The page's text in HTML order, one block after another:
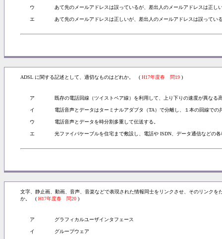
ウ あて先のメールアドレスは誤っているが、差出人のメールアドレスは正し
エ あて先のメールアドレスは正しいが、差出人のメールアドレスは誤ってい
ADSL に関する記述として、適切なものはどれか。 ( H17年度春 問19 )
ア 既存の電話回線（ツイストペア線）を利用して、上り下りの速度が異なる
イ 電話音声とデータはターミナルアダプタ（TA）で分離し、１本の回線での
ウ 電話音声とデータを時分割多重して伝送する。
エ 光ファイバケーブルを住宅まで敷設し、電話や ISDN、データ通信などの
文字、静止画、動画、音声、音楽などで表現された情報同士をリンクさせ、そのリンク
か。 ( H17年度春 問20 )
ア グラフィカルユーザインタフェース
イ グループウェア